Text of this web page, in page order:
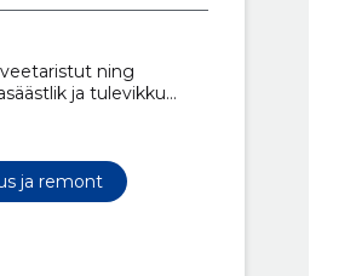
ning
ja tulevikku
ja remont